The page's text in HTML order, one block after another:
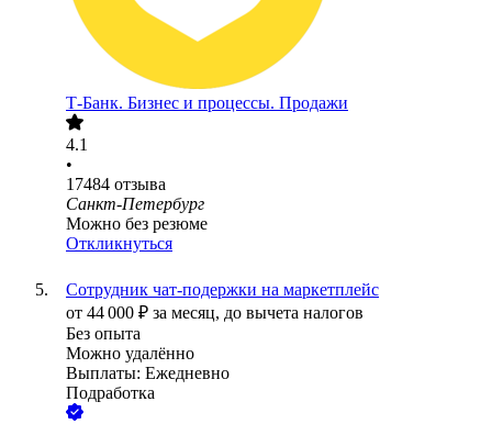
Т-Банк. Бизнес и процессы. Продажи
4.1
•
17484 отзыва
Санкт-Петербург
Можно без резюме
Откликнуться
Сотрудник чат-подержки на маркетплейс
от 44 000 ₽ за месяц, до вычета налогов
Без опыта
Можно удалённо
Выплаты: Ежедневно
Подработка